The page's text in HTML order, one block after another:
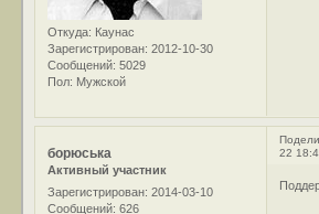
Откуда: Каунас
Зарегистрирован: 2012-10-30
Сообщений: 5029
Пол: Мужской
22
борюська
Активный участник
Зарегистрирован: 2014-03-10
Сообщений: 626